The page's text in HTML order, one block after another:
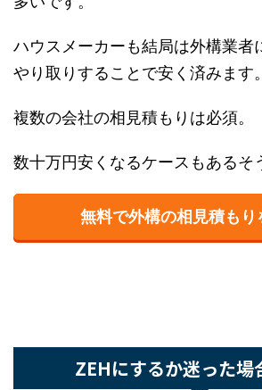
が多いです。
ハウスメーカーも結局は外構業者
接やり取りすることで安く済みま
複数の会社の相見積もりは必須。
数十万円安くなるケースもあるそ
無料で外構の相見積もり
ZEHにするか迷った場